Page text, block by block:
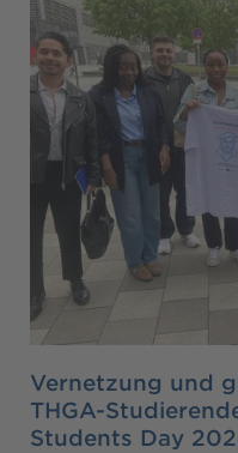
Vernetzung und
THGA-
Students Day